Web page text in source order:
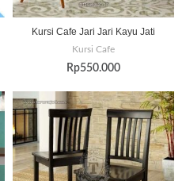
Kursi Cafe Jari Jari Kayu Jati
Kursi Cafe
Rp550.000